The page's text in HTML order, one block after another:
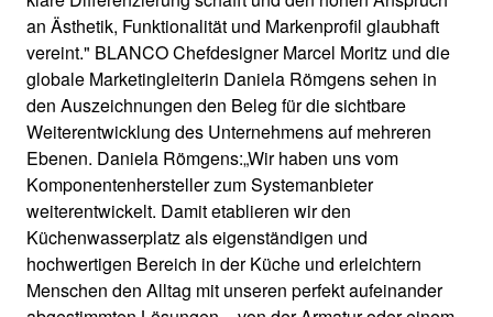
an Ästhetik, Funktionalität und Markenprofil glaubhaft
vereint." BLANCO Chefdesigner Marcel Moritz und die
globale Marketingleiterin Daniela Römgens sehen in
den Auszeichnungen den Beleg für die sichtbare
Weiterentwicklung des Unternehmens auf mehreren
Ebenen. Daniela Römgens:„Wir haben uns vom
Komponentenhersteller zum Systemanbieter
weiterentwickelt. Damit etablieren wir den
Küchenwasserplatz als eigenständigen und
hochwertigen Bereich in der Küche und erleichtern
Menschen den Alltag mit unseren perfekt aufeinander